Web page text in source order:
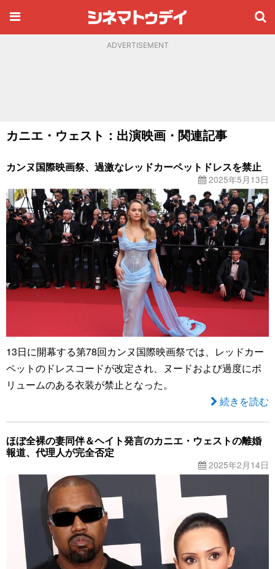
ADVERTISEMENT
カニエ・ウェスト：出演映画・関連記事
カンヌ国際映画祭、過激なレッドカーペットドレスを禁止
2025年5月13日
13日に開幕する第78回カンヌ国際映画祭では、レッドカー
ペットのドレスコードが改定され、ヌードおよび過度にボ
リュームのある衣装が禁止となった。
続きを読む
ほぼ全裸の妻同伴＆ヘイト発言のカニエ・ウェストの離婚
報道、代理人が完全否定
2025年2月14日